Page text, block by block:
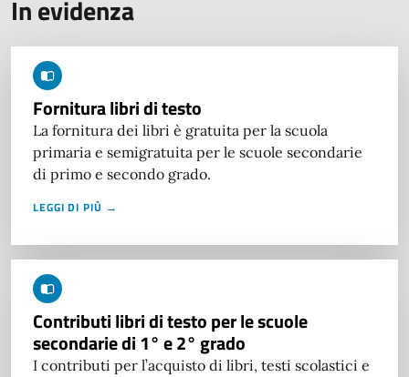
In evidenza
Fornitura libri di testo
La fornitura dei libri è gratuita per la scuola
primaria e semigratuita per le scuole secondarie
di primo e secondo grado.
LEGGI DI PIÙ →
Contributi libri di testo per le scuole
secondarie di 1° e 2° grado
I contributi per l’acquisto di libri, testi scolastici e